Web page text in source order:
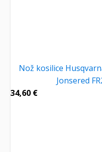
Nož kosilice
Jonsered
34,60 €